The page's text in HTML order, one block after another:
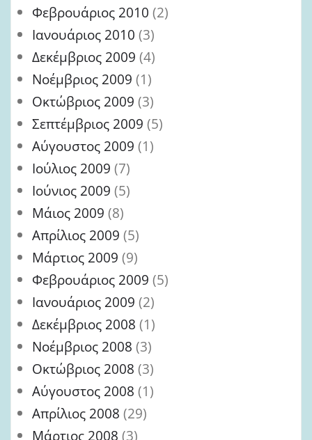
Φεβρουάριος 2010 (2)
Ιανουάριος 2010 (3)
Δεκέμβριος 2009 (4)
Νοέμβριος 2009 (1)
Οκτώβριος 2009 (3)
Σεπτέμβριος 2009 (5)
Αύγουστος 2009 (1)
Ιούλιος 2009 (7)
Ιούνιος 2009 (5)
Μάιος 2009 (8)
Απρίλιος 2009 (5)
Μάρτιος 2009 (9)
Φεβρουάριος 2009 (5)
Ιανουάριος 2009 (2)
Δεκέμβριος 2008 (1)
Νοέμβριος 2008 (3)
Οκτώβριος 2008 (3)
Αύγουστος 2008 (1)
Απρίλιος 2008 (29)
Μάρτιος 2008 (3)